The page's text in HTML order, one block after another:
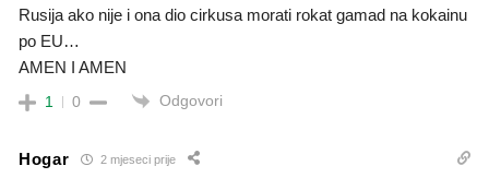
Rusija ako nije i ona dio cirkusa morati rokat gamad na kokainu
po EU…
AMEN I AMEN
1 0 Odgovori
Hogar 2 mjeseci prije